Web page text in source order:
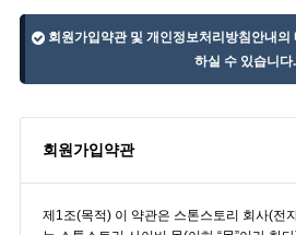
회원가입약관 및 개인정보처리방침안내의
하실 수 있습니다.
회원가입약관